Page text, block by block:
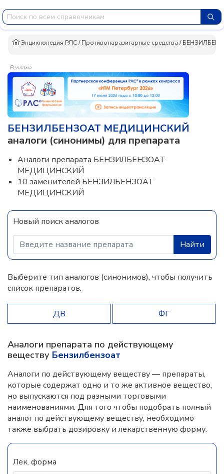
Энциклопедия РЛС/Противопаразитарные средства /
Реклама
БЕНЗИЛБЕНЗОАТ МЕДИЦИНСКИЙ
аналоги (синонимы) для препарата
Аналоги препарата БЕНЗИЛБЕНЗОАТ
МЕДИЦИНСКИЙ
10 заменителей БЕНЗИЛБЕНЗОАТ
МЕДИЦИНСКИЙ
Новый поиск аналогов
Найти
Выберите тип аналогов (синонимов), чтобы получить
список препаратов.
ДВ ФГ
Аналоги препарата по действующему
веществу Бензилбензоат
Аналоги по действующему веществу — препараты,
которые содержат одно и то же активное вещество,
но выпускаются под разными торговыми
наименованиями. Для того чтобы подобрать полный
аналог по действующему веществу, необходимо
также выбрать дозировку и лекарственную форму.
Лек. форма